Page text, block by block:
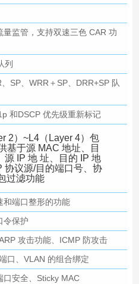
量监管，支持双速三色 CAR 功
列
SP、WRR＋SP、DRR+SP 队
和DSCP 优先级重新标记
2）~L4（Layer 4）包
基于源 MAC 地址、目
源 IP 地 址、目的 IP 地
协议源/目的端口号、协
过滤功能
和端口整形的功能
令保护
攻击功能、ICMP 防攻击
口、VLAN 的组合绑定
口安全、Sticky MAC